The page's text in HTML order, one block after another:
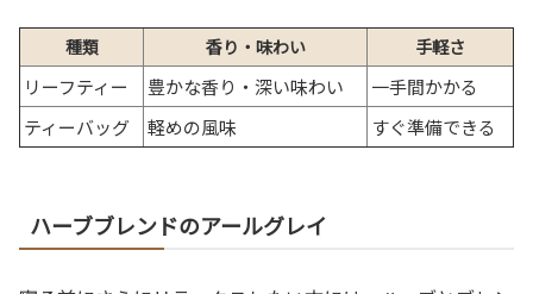
種類 香り・味わい 手軽さ
リーフティー 豊かな香り・深い味わい
一手間かかる
ティーバッグ
軽めの風味 すぐ準備できる
ハーブブレンドのアールグレイ